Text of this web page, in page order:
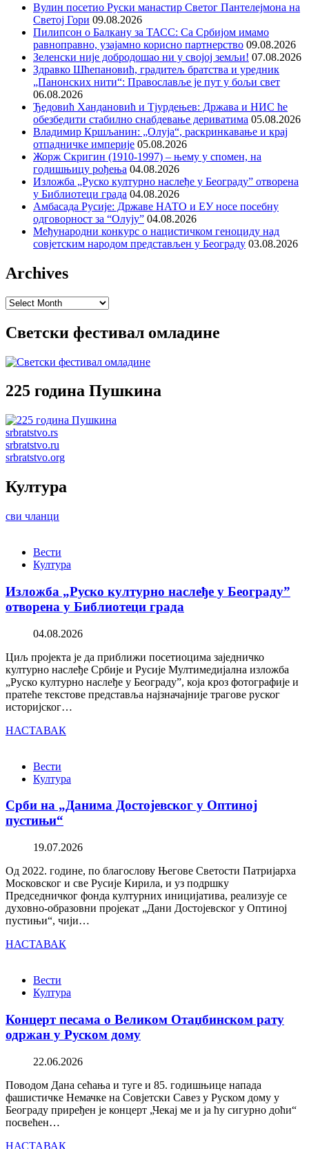
Вулин посетио Руски манастир Светог Пантелејмона на
Светој Гори 09.08.2026
Пилипсон о Балкану за ТАСС: Са Србијом имамо
равноправно, узајамно корисно партнерство 09.08.2026
Зеленски није добродошао ни у својој земљи! 07.08.2026
Здравко Шћепановић, градитељ братства и уредник
„Панонских нити“: Православље је пут у бољи свет
06.08.2026
Ђедовић Хандановић и Тјурдењев: Држава и НИС ће
обезбедити стабилно снабдевање дериватима 05.08.2026
Владимир Кршљанин: „Олуја“, раскринкавање и крај
отпадничке империје 05.08.2026
Жорж Скригин (1910-1997) – њему у спомен, на
годишњицу рођења 04.08.2026
Изложба „Руско културно наслеђе у Београду” отворена
у Библиотеци града 04.08.2026
Амбасада Русије: Државе НАТО и ЕУ носе посебну
одговорност за “Олују” 04.08.2026
Међународни конкурс о нацистичком геноциду над
совјетским народом представљен у Београду 03.08.2026
Archives
Archives
Светски фестивал омладине
225 година Пушкина
srbratstvo.rs
srbratstvo.ru
srbratstvo.org
Култура
сви чланци
Вести
Култура
Изложба „Руско културно наслеђе у Београду”
отворена у Библиотеци града
04.08.2026
Циљ пројекта је да приближи посетиоцима заједничко
културно наслеђе Србије и Русије Мултимедијална изложба
„Руско културно наслеђе у Београду”, која кроз фотографије и
пратеће текстове представља најзначајније трагове руског
историјског…
НАСТАВАК
Вести
Култура
Срби на „Данима Достојевског у Оптиној
пустињи“
19.07.2026
Од 2022. године, по благослову Његове Светости Патријарха
Московског и све Русије Кирила, и уз подршку
Председничког фонда културних иницијатива, реализује се
духовно-образовни пројекат „Дани Достојевског у Оптиној
пустињи“, чији…
НАСТАВАК
Вести
Култура
Концерт песама о Великом Отаџбинском рату
одржан у Руском дому
22.06.2026
Поводом Дана сећања и туге и 85. годишњице напада
фашистичке Немачке на Совјетски Савез у Руском дому у
Београду приређен је концерт „Чекај ме и ја ћу сигурно доћи“
посвећен…
НАСТАВАК